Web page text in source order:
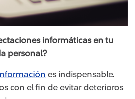
informáticas en tu
personal?
es indispensable.
con el fin de evitar deterioros